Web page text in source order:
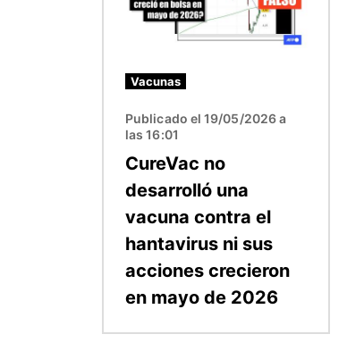
Vacunas
Publicado el 19/05/2026 a
las 16:01
CureVac no
desarrolló una
vacuna contra el
hantavirus ni sus
acciones crecieron
en mayo de 2026